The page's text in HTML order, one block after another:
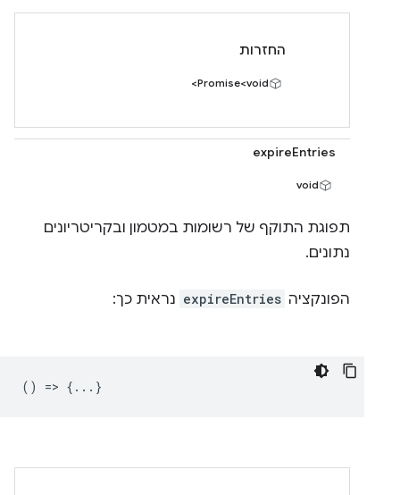
החזרות
Promise<void>
expireEntries
void
תפוגת התוקף של רשומות במטמון ובקריטריונים
נתונים.
הפונקציה expireEntries נראית כך:
() => {...}